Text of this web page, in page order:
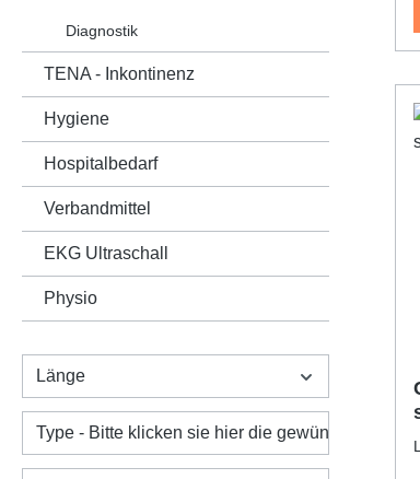
Diagnostik
TENA - Inkontinenz
Hygiene
Hospitalbedarf
Verbandmittel
EKG Ultraschall
Physio
Länge
Type - Bitte klicken sie hier die gewünschte